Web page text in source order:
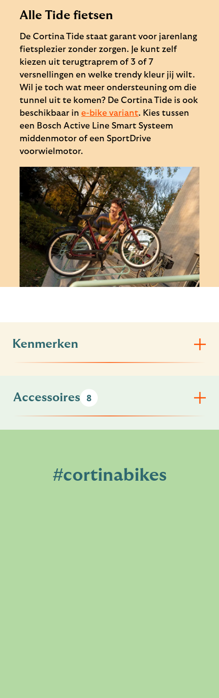
Alle Tide fietsen
De Cortina Tide staat garant voor jarenlang
fietsplezier zonder zorgen. Je kunt zelf
kiezen uit terugtraprem of 3 of 7
versnellingen en welke trendy kleur jij wilt.
Wil je toch wat meer ondersteuning om die
tunnel uit te komen? De Cortina Tide is ook
beschikbaar ine-bike variant. Kies tussen
een Bosch Active Line Smart Systeem
middenmotor of een SportDrive
voorwielmotor.
Kenmerken
Accessoires 8
#cortinabikes